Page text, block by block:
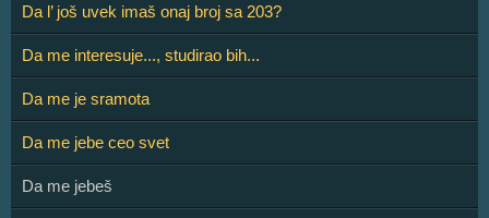
Da l’ još uvek imaš onaj broj sa 203?
Da me interesuje..., studirao bih...
Da me je sramota
Da me jebe ceo svet
Da me jebeš